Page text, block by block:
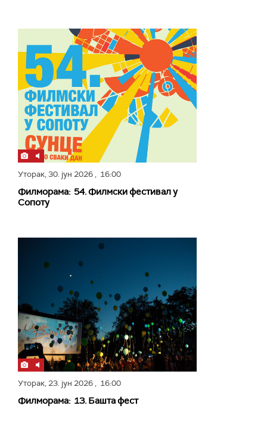
Уторак,30. јун 2026, 16:00
Филморама: 54. Филмски фестивал у
Сопоту
Уторак,23. јун 2026, 16:00
Филморама: 13. Башта фест